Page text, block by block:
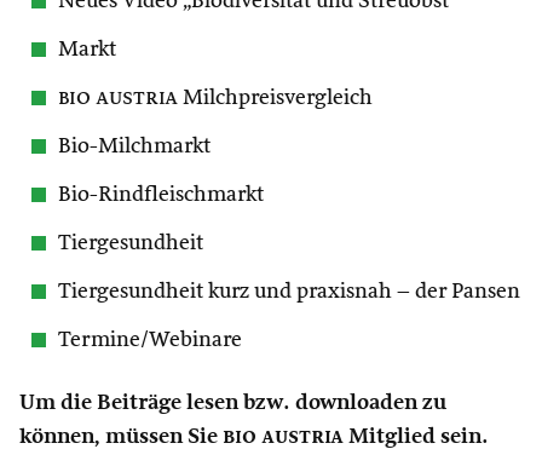
Markt
bio austria Milchpreisvergleich
Bio-Milchmarkt
Bio-Rindfleischmarkt
Tiergesundheit
Tiergesundheit kurz und praxisnah – der Pansen
Termine/Webinare
Um die Beiträge lesen bzw. downloaden zu
können, müssen Sie bio austria Mitglied sein.